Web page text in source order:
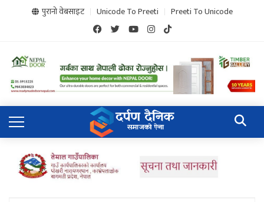
पुरानो वेबसाइट Unicode To Preeti Preeti To Unicode